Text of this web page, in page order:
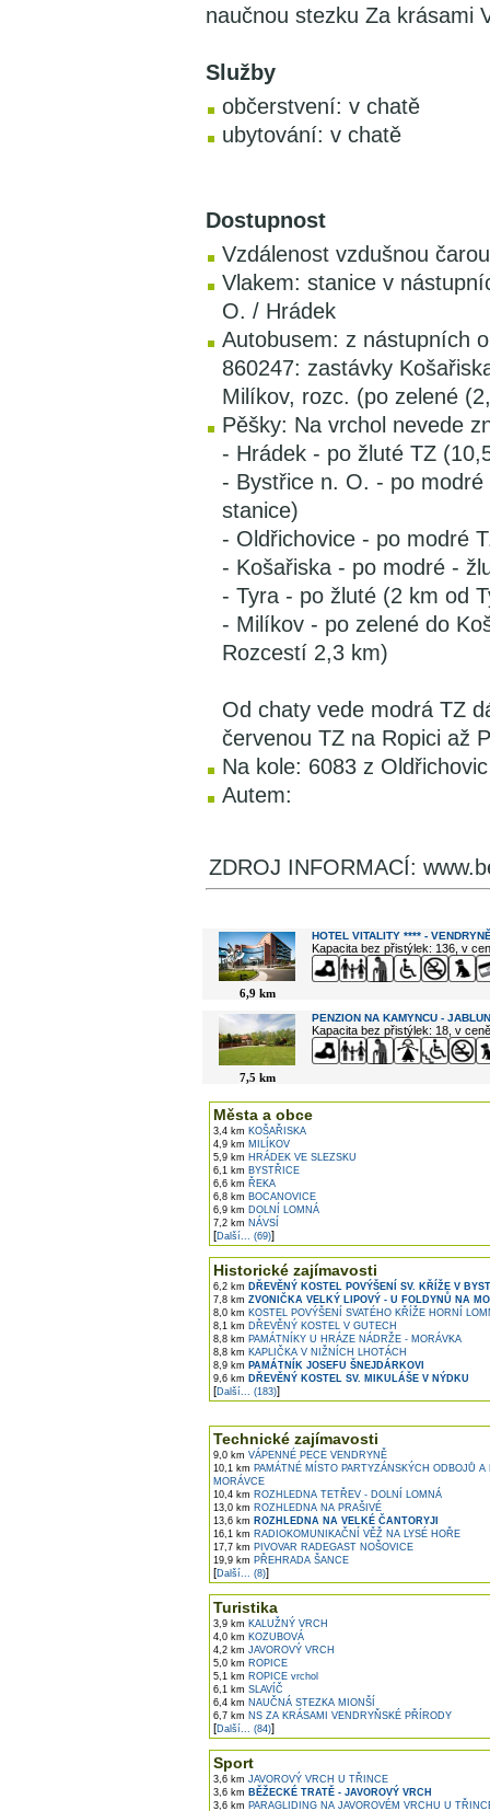
naučnou stezku Za krásami
Služby
občerstvení: v chatě
ubytování: v chatě
Dostupnost
Vzdálenost vzdušnou
Vlakem: stanice v
O. / Hrádek
Autobusem: z nástupních
860247: zastávky
Milíkov, rozc. (po zelené
Pěšky: Na vrchol nevede
- Hrádek - po žluté TZ
- Bystřice n. O. - po
stanice)
- Oldřichovice - po modré
- Košařiska - po modré -
- Tyra - po žluté (2 km od
- Milíkov - po zelené do
Rozcestí 2,3 km)
Od chaty vede modrá TZ
červenou TZ na Ropici až
Na kole: 6083 z
Autem:
ZDROJ INFORMACÍ:
6,9 km
HOTEL VITALITY **** -
Kapacita bez přistýlek: 136, v
7,5 km
PENZION NA KAMYNCU -
Kapacita bez přistýlek: 18, v
Města a obce
3,4 km KOŠAŘISKA
4,9 km MILÍKOV
5,9 km HRÁDEK VE SLEZSKU
6,1 km BYSTŘICE
6,6 km ŘEKA
6,8 km BOCANOVICE
6,9 km DOLNÍ LOMNÁ
7,2 km NÁVSÍ
[Další... (69)]
Historické zajímavosti
6,2 km DŘEVĚNÝ KOSTEL POVÝŠENÍ SV. KŘÍŽE V
7,8 km ZVONIČKA VELKÝ LIPOVÝ - U FOLDYNŮ NA
8,0 km KOSTEL POVÝŠENÍ SVATÉHO KŘÍŽE HORNÍ
8,1 km DŘEVĚNÝ KOSTEL V GUTECH
8,8 km PAMÁTNÍKY U HRÁZE NÁDRŽE - MORÁVKA
8,8 km KAPLIČKA V NIŽNÍCH LHOTÁCH
8,9 km PAMÁTNÍK JOSEFU ŠNEJDÁRKOVI
9,6 km DŘEVĚNÝ KOSTEL SV. MIKULÁŠE V NÝDKU
[Další... (183)]
Technické zajímavosti
9,0 km VÁPENNÉ PECE VENDRYNĚ
10,1 km PAMÁTNÉ MÍSTO PARTYZÁNSKÝCH ODBOJŮ A
MORÁVCE
10,4 km ROZHLEDNA TETŘEV - DOLNÍ LOMNÁ
13,0 km ROZHLEDNA NA PRAŠIVÉ
13,6 km ROZHLEDNA NA VELKÉ ČANTORYJI
16,1 km RADIOKOMUNIKAČNÍ VĚŽ NA LYSÉ HOŘE
17,7 km PIVOVAR RADEGAST NOŠOVICE
19,9 km PŘEHRADA ŠANCE
[Další... (8)]
Turistika
3,9 km KALUŽNÝ VRCH
4,0 km KOZUBOVÁ
4,2 km JAVOROVÝ VRCH
5,0 km ROPICE
5,1 km ROPICE vrchol
6,1 km SLAVÍČ
6,4 km NAUČNÁ STEZKA MIONŠÍ
6,7 km NS ZA KRÁSAMI VENDRYŇSKÉ PŘÍRODY
[Další... (84)]
Sport
3,6 km JAVOROVÝ VRCH U TŘINCE
3,6 km BĚŽECKÉ TRATĚ - JAVOROVÝ VRCH
3,6 km PARAGLIDING NA JAVOROVÉM VRCHU U